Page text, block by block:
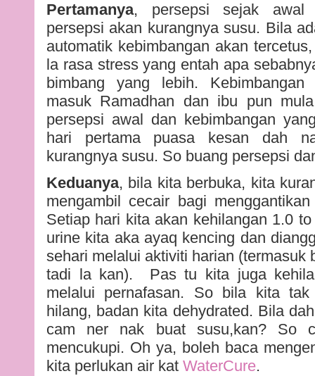
Pertamanya, persepsi sejak awal
persepsi akan kurangnya susu. Bila
automatik kebimbangan akan
la rasa stress yang entah apa
bimbang yang lebih.
masuk Ramadhan dan ibu pun
persepsi awal dan kebimbangan
hari pertama puasa kesan dah
kurangnya susu. So buang persepsi
Keduanya, bila kita berbuka, kita
mengambil cecair bagi
Setiap hari kita akan kehilangan 1.0
urine kita aka ayaq kencing dan
sehari melalui aktiviti harian (termasuk
tadi la kan). Pas tu kita juga
melalui pernafasan. So bila kita
hilang, badan kita dehydrated. Bila
cam ner nak buat susu,kan? So
mencukupi. Oh ya, boleh baca
kita perlukan air kat WaterCure.